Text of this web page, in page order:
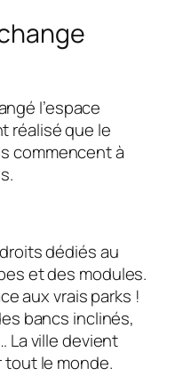
l’espace
réalisé que le
commencent à
dédiés au
et des modules.
aux vrais parks !
bancs inclinés,
La ville devient
le monde.